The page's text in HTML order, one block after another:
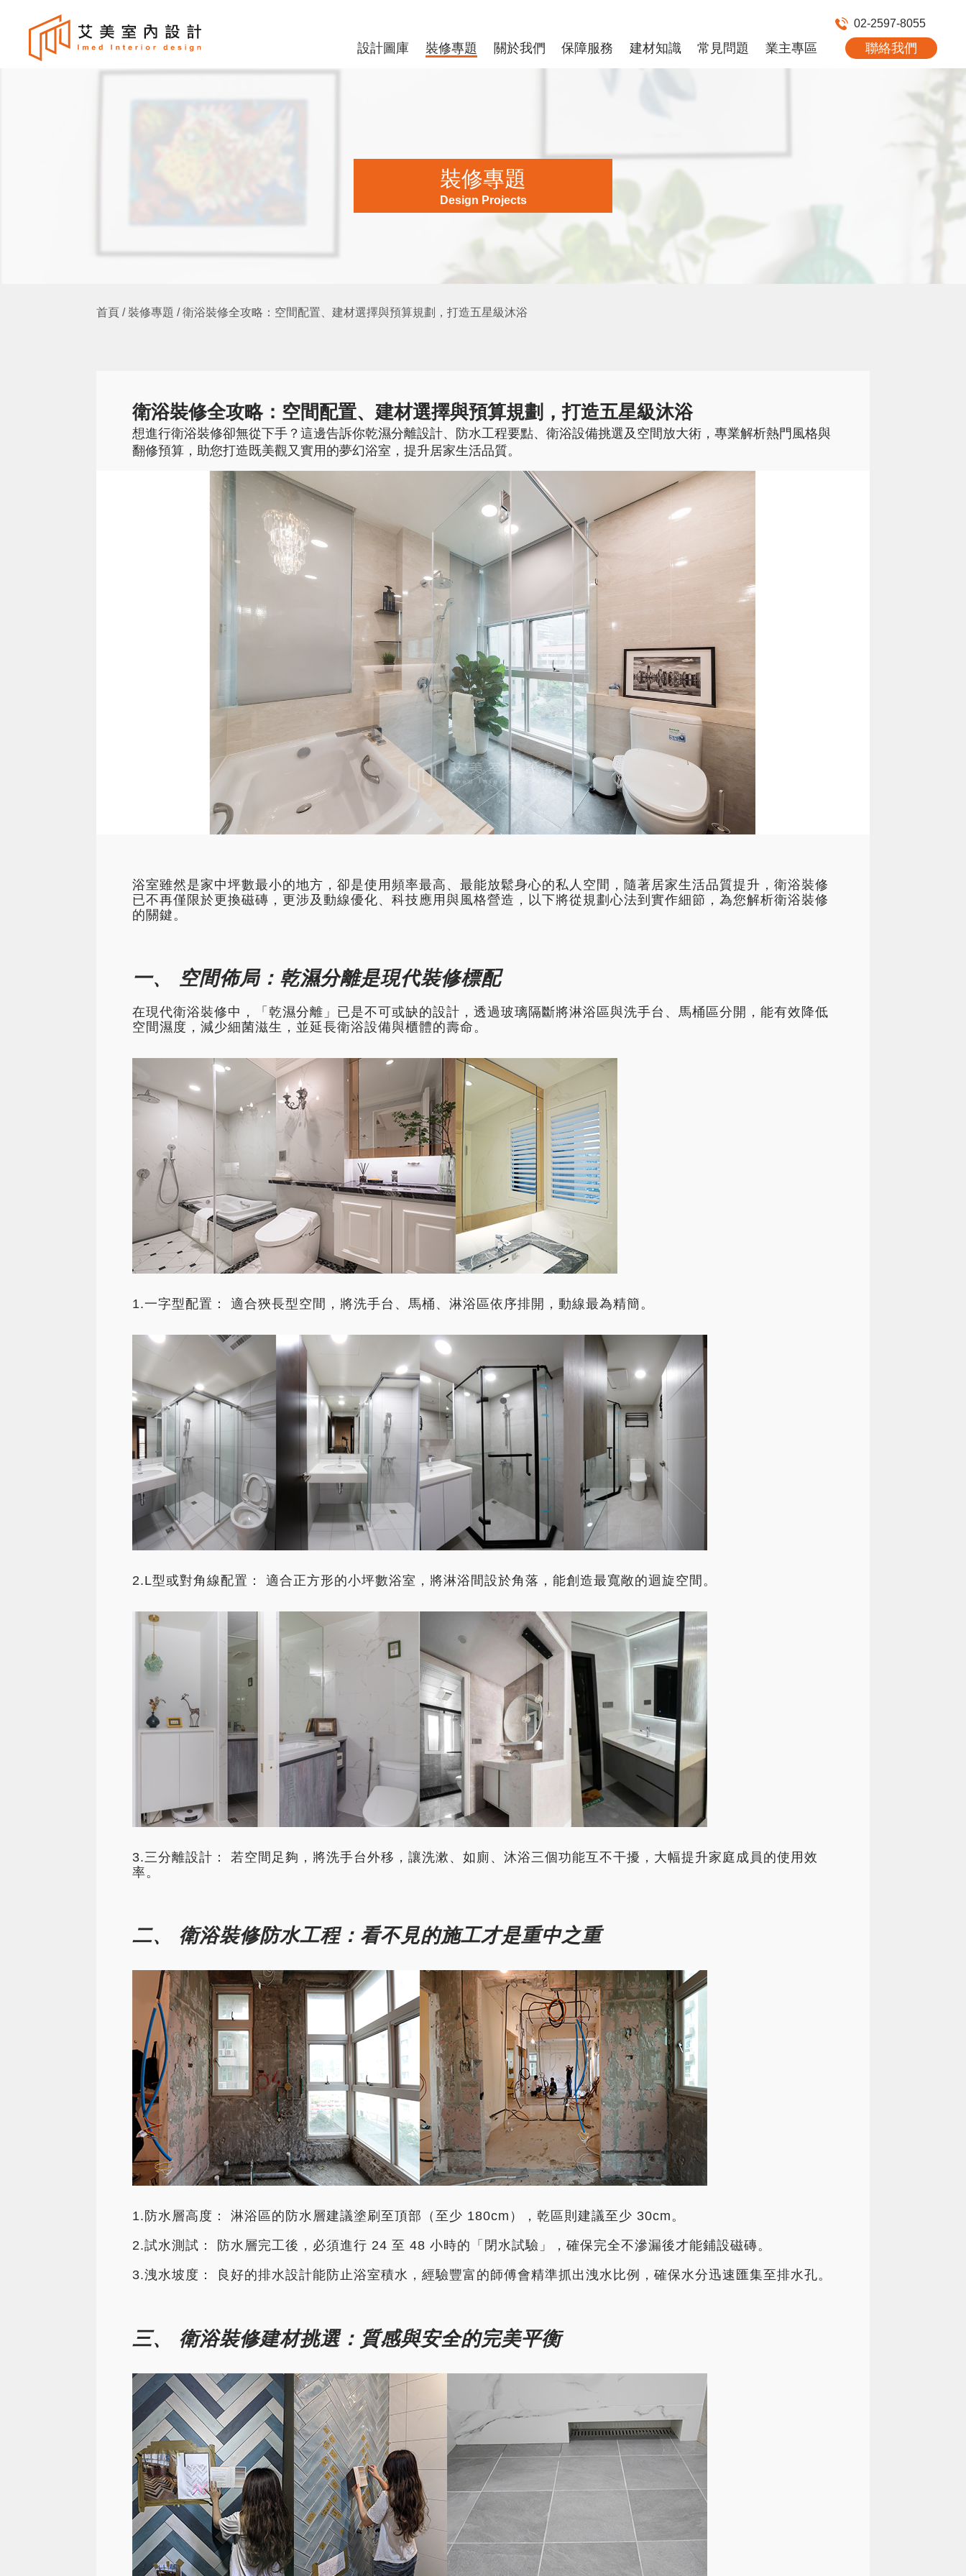
02-2597-8055
設計圖庫 裝修專題 關於我們 保障服務 建材知識 常見問題 業主專區 聯絡我們
裝修專題
Design Projects
首頁 / 裝修專題 / 衛浴裝修全攻略：空間配置、建材選擇與預算規劃，打造五星級沐浴
衛浴裝修全攻略：空間配置、建材選擇與預算規劃，打造五星級沐浴
想進行衛浴裝修卻無從下手？這邊告訴你乾濕分離設計、防水工程要點、衛浴設備挑選及空間放大術，專業解析熱門風格與
翻修預算，助您打造既美觀又實用的夢幻浴室，提升居家生活品質。
浴室雖然是家中坪數最小的地方，卻是使用頻率最高、最能放鬆身心的私人空間，隨著居家生活品質提升，衛浴裝修
已不再僅限於更換磁磚，更涉及動線優化、科技應用與風格營造，以下將從規劃心法到實作細節，為您解析衛浴裝修
的關鍵。
一、 空間佈局：乾濕分離是現代裝修標配
在現代衛浴裝修中，「乾濕分離」已是不可或缺的設計，透過玻璃隔斷將淋浴區與洗手台、馬桶區分開，能有效降低
空間濕度，減少細菌滋生，並延長衛浴設備與櫃體的壽命。
1.一字型配置： 適合狹長型空間，將洗手台、馬桶、淋浴區依序排開，動線最為精簡。
2.L型或對角線配置： 適合正方形的小坪數浴室，將淋浴間設於角落，能創造最寬敞的迴旋空間。
3.三分離設計： 若空間足夠，將洗手台外移，讓洗漱、如廁、沐浴三個功能互不干擾，大幅提升家庭成員的使用效
率。
二、 衛浴裝修防水工程：看不見的施工才是重中之重
1.防水層高度： 淋浴區的防水層建議塗刷至頂部（至少 180cm），乾區則建議至少 30cm。
2.試水測試： 防水層完工後，必須進行 24 至 48 小時的「閉水試驗」，確保完全不滲漏後才能鋪設磁磚。
3.洩水坡度： 良好的排水設計能防止浴室積水，經驗豐富的師傅會精準抓出洩水比例，確保水分迅速匯集至排水孔。
三、 衛浴裝修建材挑選：質感與安全的完美平衡